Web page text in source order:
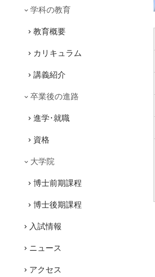
学科の教育
教育概要
カリキュラム
講義紹介
卒業後の進路
進学･就職
資格
大学院
博士前期課程
博士後期課程
入試情報
ニュース
アクセス